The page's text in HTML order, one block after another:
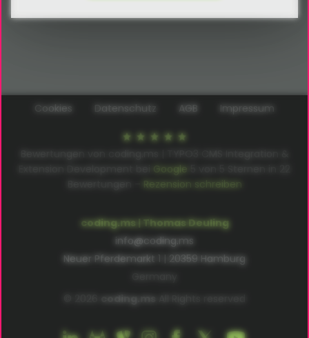
coding.ms | Thomas Deuling
info@coding.ms
Neuer Pferdemarkt 1 | 20359 Hamburg
coding.ms
Cookies Datenschutz AGB Impressum
Bewertungen von coding.ms | TYPO3 CMS Integration &
Google
Bewertungen – Rezension schreiben